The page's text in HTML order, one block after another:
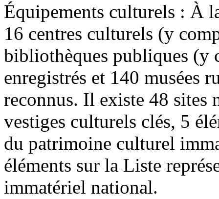
Équipements culturels : À
16 centres culturels (y
bibliothèques publiques (y
enregistrés et 140 musées
reconnus. Il existe 48 sites
vestiges culturels clés, 5
du patrimoine culturel
éléments sur la Liste
immatériel national.